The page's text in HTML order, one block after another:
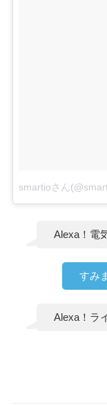
smartioさん
Alexa！電
すみ
Alexa！ラ